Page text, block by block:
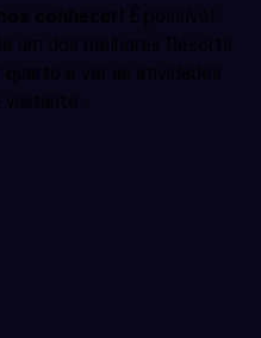
conhecer! É possível
um dos melhores Resorts
quarto e ver as atividades